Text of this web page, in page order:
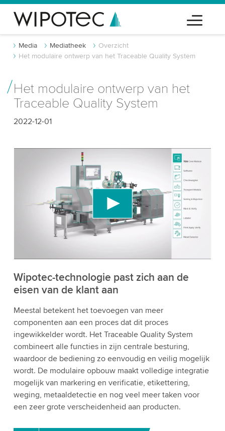
Media Mediatheek
Overzicht
Het modulaire ontwerp van het Traceable Quality System
Het modulaire ontwerp van het
Traceable Quality System
2022-12-01
We hebben uw toestemming nodig om de
YouTube-videodienst te laden!
We gebruiken een service van derden om
videocontent in te sluiten die gegevens over uw
activiteit kan verzamelen. Gelieve de details te
bekijken en de service te accepteren om deze
video te bekijken.
Wipotec-technologie past zich aan de
eisen van de klant aan
Meestal betekent het toevoegen van meer
componenten aan een proces dat dit proces
ingewikkelder wordt. Het Traceable Quality System
combineert alle functies in zijn centrale besturing,
waardoor de bediening zo eenvoudig en veilig mogelijk
wordt. De modulaire opbouw maakt volledige integratie
mogelijk van markering en verificatie, etikettering,
weging, metaaldetectie en nog veel meer taken voor
een zeer grote verscheidenheid aan producten.